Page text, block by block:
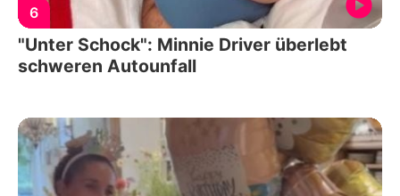
6
"Unter Schock": Minnie Driver überlebt
schweren Autounfall